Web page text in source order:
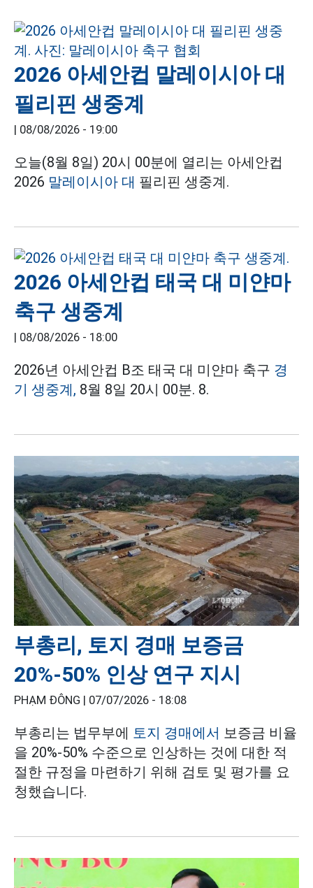
2026 아세안컵 말레이시아 대
필리핀 생중계
| 08/08/2026 - 19:00
오늘(8월 8일) 20시 00분에 열리는 아세안컵
2026 말레이시아 대 필리핀 생중계.
2026 아세안컵 태국 대 미얀마
축구 생중계
| 08/08/2026 - 18:00
2026년 아세안컵 B조 태국 대 미얀마 축구 경
기 생중계, 8월 8일 20시 00분. 8.
부총리, 토지 경매 보증금
20%-50% 인상 연구 지시
PHẠM ĐÔNG | 07/07/2026 - 18:08
부총리는 법무부에 토지 경매에서 보증금 비율
을 20%-50% 수준으로 인상하는 것에 대한 적
절한 규정을 마련하기 위해 검토 및 평가를 요
청했습니다.